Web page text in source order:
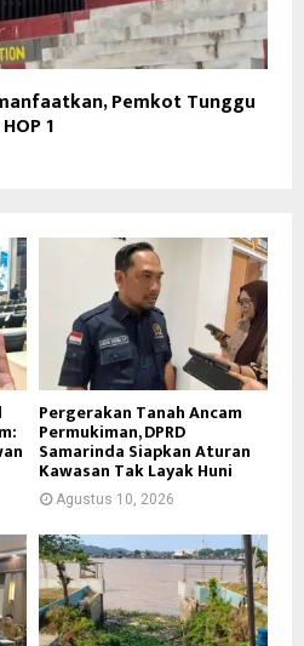
Pemkot Tunggu
1
Pergerakan Tanah Ancam
Permukiman, DPRD
Samarinda Siapkan Aturan
Kawasan Tak Layak Huni
Agustus 10, 2026